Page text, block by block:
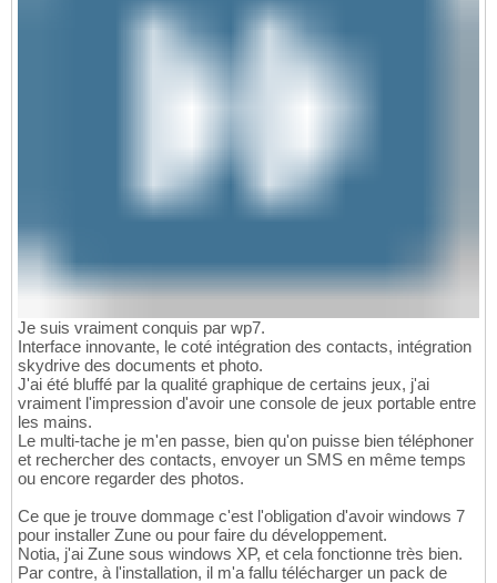
Je suis vraiment conquis par wp7.
Interface innovante, le coté intégration des contacts, intégration
skydrive des documents et photo.
J'ai été bluffé par la qualité graphique de certains jeux, j'ai
vraiment l'impression d'avoir une console de jeux portable entre
les mains.
Le multi-tache je m'en passe, bien qu'on puisse bien téléphoner
et rechercher des contacts, envoyer un SMS en même temps
ou encore regarder des photos.
Ce que je trouve dommage c'est l'obligation d'avoir windows 7
pour installer Zune ou pour faire du développement.
Notia, j'ai Zune sous windows XP, et cela fonctionne très bien.
Par contre, à l'installation, il m'a fallu télécharger un pack de